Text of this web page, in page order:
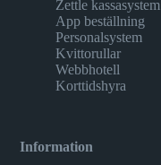
Zettle kassasystem
App beställning
Personalsystem
Kvittorullar
Webbhotell
Korttidshyra
Information